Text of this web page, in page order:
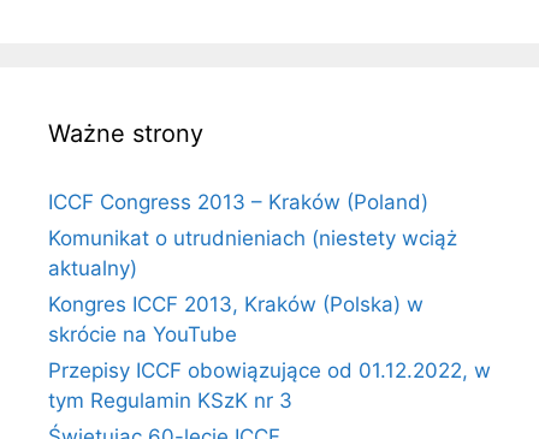
Ważne strony
ICCF Congress 2013 – Kraków (Poland)
Komunikat o utrudnieniach (niestety wciąż
aktualny)
Kongres ICCF 2013, Kraków (Polska) w
skrócie na YouTube
Przepisy ICCF obowiązujące od 01.12.2022, w
tym Regulamin KSzK nr 3